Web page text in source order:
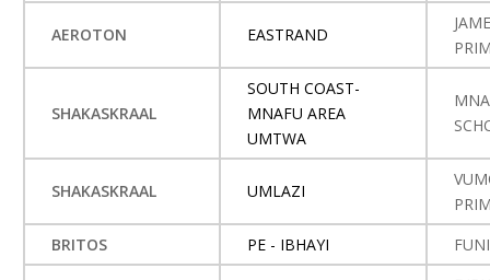
AEROTON EASTRAND
SHAKASKRAAL
SOUTH COAST-
MNAFU AREA
UMTWA
SHAKASKRAAL UMLAZI
BRITOS
PE - IBHAYI